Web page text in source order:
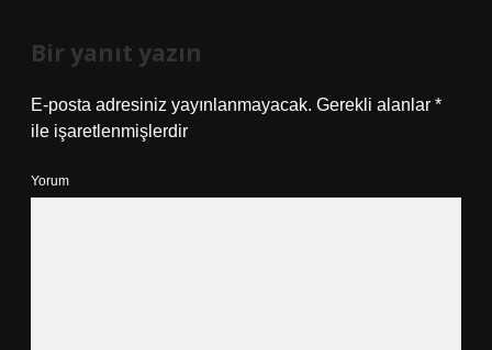
Bir yanıt yazın
E-posta adresiniz yayınlanmayacak. Gerekli alanlar *
ile işaretlenmişlerdir
Yorum